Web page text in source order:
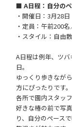
■ A日程：自分の
・開催日：3月28日
・定員：午前200
・スタイル：自由
A日程は例年、ツ
日。
ゆっくり歩きなが
方にぴったりです。
各所で園内スタッ
好きな椿の前で写
り、自分のペース